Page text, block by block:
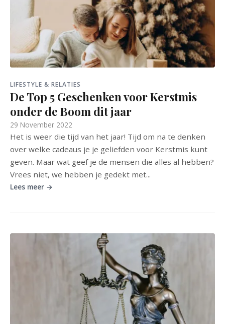
LIFESTYLE & RELATIES
De Top 5 Geschenken voor Kerstmis
onder de Boom dit jaar
29 November 2022
Het is weer die tijd van het jaar! Tijd om na te denken
over welke cadeaus je je geliefden voor Kerstmis kunt
geven. Maar wat geef je de mensen die alles al hebben?
Vrees niet, we hebben je gedekt met...
Lees meer →